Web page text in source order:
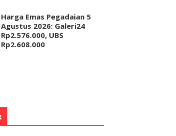
Harga Emas Pegadaian 5
Agustus 2026: Galeri24
Rp2.576.000, UBS
Rp2.608.000